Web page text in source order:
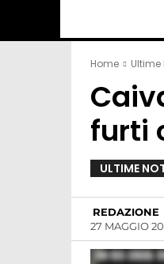
Home Ultime
furti
ULTIME
REDAZIONE
27 MAGGIO